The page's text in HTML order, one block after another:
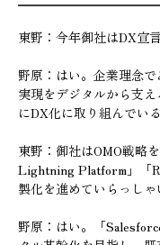
東野：今年御社はDX宣
野原：はい。企業理念
実現をデジタルから支
にDX化に取り組んでい
東野：御社はOMO戦略
Lightning Platform」「
製化を進めていらっしゃ
野原：はい。「